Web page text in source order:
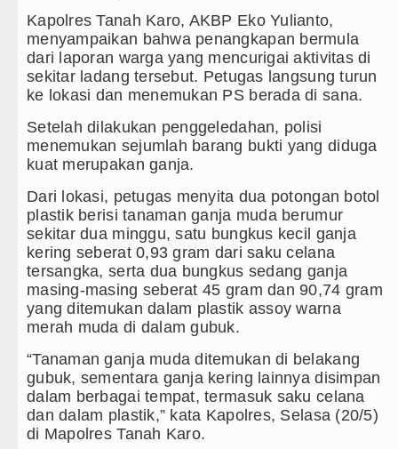
Arsenal Dibungkam Real Betis
Chelsea Tumbang Ditekuk
AC Milan Hanya Bermain
Bayern Munich vs Aston Villa
Komisi D DPRDSU Ikut Gubsu
Wabup Taput Hadiri Rapat
Rico Waas Tinjau Rehabilitasi 3
Bappelitbangda Toba Gelar
Wali Kota Medan Dikukuhkan
Sebut LSL Pengidap HIV/AIDS
Arsenal Dibungkam Real Betis
Kapolres Tanah Karo, AKBP Eko Yulianto,
menyampaikan bahwa penangkapan bermula
dari laporan warga yang mencurigai aktivitas di
sekitar ladang tersebut. Petugas langsung turun
ke lokasi dan menemukan PS berada di sana.
Setelah dilakukan penggeledahan, polisi
menemukan sejumlah barang bukti yang diduga
kuat merupakan ganja.
Dari lokasi, petugas menyita dua potongan botol
plastik berisi tanaman ganja muda berumur
sekitar dua minggu, satu bungkus kecil ganja
kering seberat 0,93 gram dari saku celana
tersangka, serta dua bungkus sedang ganja
masing-masing seberat 45 gram dan 90,74 gram
yang ditemukan dalam plastik assoy warna
merah muda di dalam gubuk.
“Tanaman ganja muda ditemukan di belakang
gubuk, sementara ganja kering lainnya disimpan
dalam berbagai tempat, termasuk saku celana
dan dalam plastik,” kata Kapolres, Selasa (20/5)
di Mapolres Tanah Karo.